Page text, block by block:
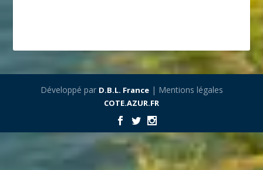
Développé par D.B.L. France| Mentions légales
COTE.AZUR.FR